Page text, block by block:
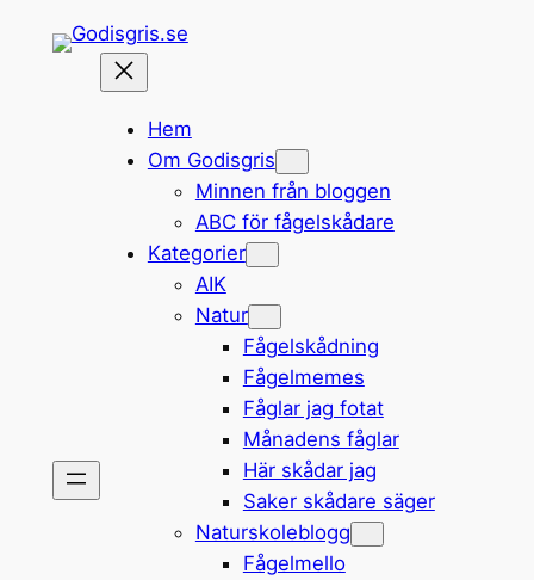
Hem
Om Godisgris
Minnen från bloggen
ABC för fågelskådare
Kategorier
AIK
Natur
Fågelskådning
Fågelmemes
Fåglar jag fotat
Månadens fåglar
Här skådar jag
Saker skådare säger
Naturskoleblogg
Fågelmello